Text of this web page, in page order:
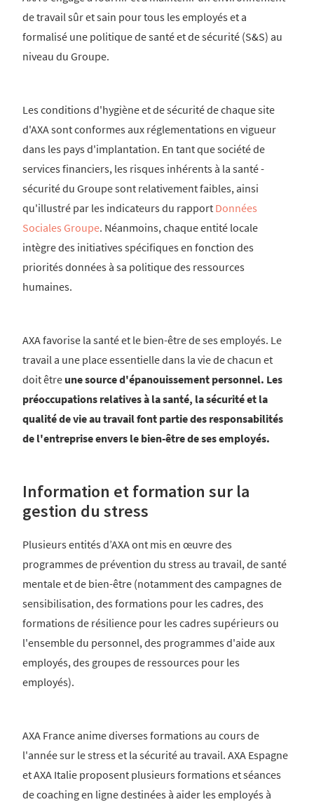
de travail sûr et sain pour tous les employés et a
formalisé une politique de santé et de sécurité (S&S) au
niveau du Groupe.
Les conditions d'hygiène et de sécurité de chaque site
d'AXA sont conformes aux réglementations en vigueur
dans les pays d'implantation. En tant que société de
services financiers, les risques inhérents à la santé -
sécurité du Groupe sont relativement faibles, ainsi
qu'illustré par les indicateurs du rapport Données
Sociales Groupe. Néanmoins, chaque entité locale
intègre des initiatives spécifiques en fonction des
priorités données à sa politique des ressources
humaines.
AXA favorise la santé et le bien-être de ses employés. Le
travail a une place essentielle dans la vie de chacun et
doit être une source d'épanouissement personnel. Les
préoccupations relatives à la santé, la sécurité et la
qualité de vie au travail font partie des responsabilités
de l'entreprise envers le bien-être de ses employés.
Information et formation sur la
gestion du stress
Plusieurs entités d’AXA ont mis en œuvre des
programmes de prévention du stress au travail, de santé
mentale et de bien-être (notamment des campagnes de
sensibilisation, des formations pour les cadres, des
formations de résilience pour les cadres supérieurs ou
l'ensemble du personnel, des programmes d'aide aux
employés, des groupes de ressources pour les
employés).
AXA France anime diverses formations au cours de
l'année sur le stress et la sécurité au travail. AXA Espagne
et AXA Italie proposent plusieurs formations et séances
de coaching en ligne destinées à aider les employés à